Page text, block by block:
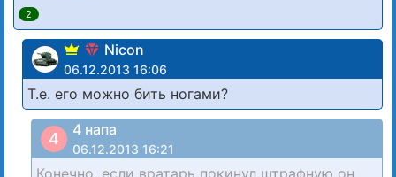
2
Nicon
06.12.2013 16:06
Т.е. его можно бить ногами?
4 4 напа
06.12.2013 16:21